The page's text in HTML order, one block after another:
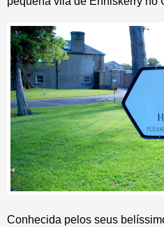
Conhecida pelos seus